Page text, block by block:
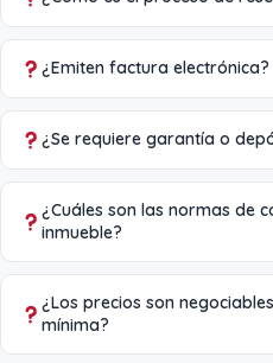
¿Emiten factura electrónica?
¿Se requiere garantía o
¿Cuáles son las normas de
inmueble?
¿Los precios son
mínima?